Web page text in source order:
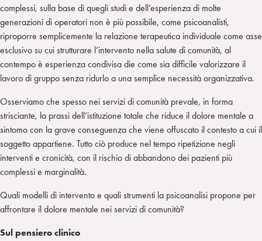
complessi, sulla base di quegli studi e dell’esperienza di molte
generazioni di operatori non è più possibile, come psicoanalisti,
riproporre semplicemente la relazione terapeutica individuale come asse
esclusivo su cui strutturare l’intervento nella salute di comunità, al
contempo è esperienza condivisa die come sia difficile valorizzare il
lavoro di gruppo senza ridurlo a una semplice necessità organizzativa.
Osserviamo che spesso nei servizi di comunità prevale, in forma
strisciante, la prassi dell’istituzione totale che riduce il dolore mentale a
sintomo con la grave conseguenza che viene offuscato il contesto a cui il
soggetto appartiene. Tutto ciò produce nel tempo ripetizione negli
interventi e cronicità, con il rischio di abbandono dei pazienti più
complessi e marginalità.
Quali modelli di intervento e quali strumenti la psicoanalisi propone per
affrontare il dolore mentale nei servizi di comunità?
Sul pensiero clinico